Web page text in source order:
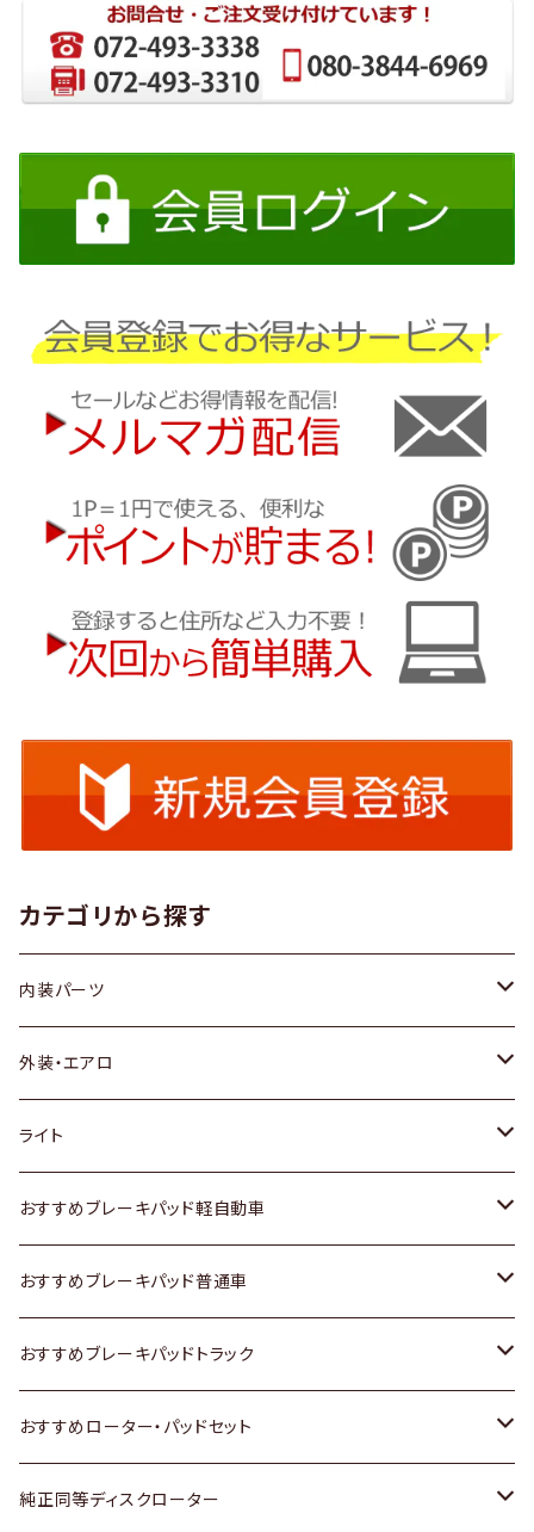
カテゴリから探す
内装パーツ
トヨタ
ホンダ
スズキ
日産
いすゞ
ダイハツ
マツダ
外装・エアロ
トヨタ
ホンダ
スズキ
日産
いすゞ
ダイハツ
ライト
トヨタ
スズキ
日産
いすゞ
ダイハツ
おすすめブレーキパッド軽自動車
トヨタ
ホンダ
スズキ
日産
おすすめブレーキパッド普通車
トヨタ
ホンダ
スズキ
おすすめブレーキパッドトラック
トヨタ
日産
おすすめローター・パッドセット
トヨタ
純正同等ディスクローター